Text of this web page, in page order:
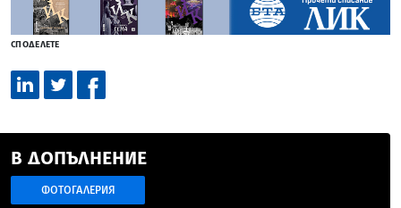
СПОДЕЛЕТЕ
В ДОПЪЛНЕНИЕ
ФОТОГАЛЕРИЯ